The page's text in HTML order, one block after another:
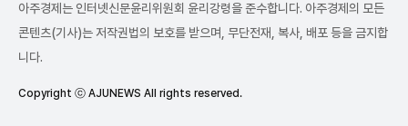
아주경제는 인터넷신문윤리위원회 윤리강령을 준수합니다. 아주경제의 모든
콘텐츠(기사)는 저작권법의 보호를 받으며, 무단전재, 복사, 배포 등을 금지합
니다.
Copyright ⓒ AJUNEWS All rights reserved.